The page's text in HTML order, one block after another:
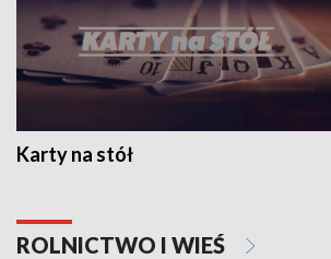
Karty na stół
ROLNICTWO I WIEŚ